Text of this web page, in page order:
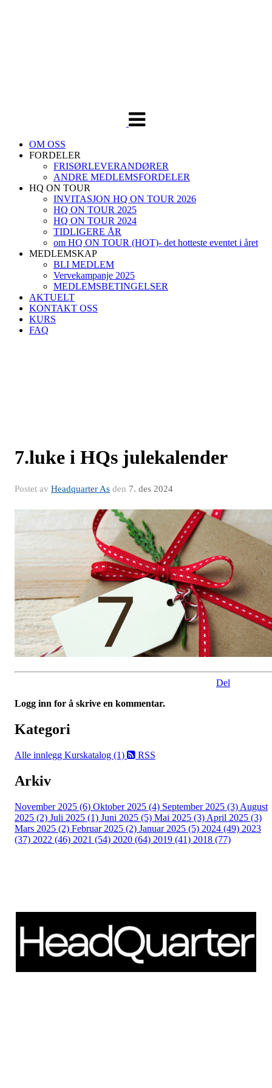
OM OSS
FORDELER
FRISØRLEVERANDØRER
ANDRE MEDLEMSFORDELER
HQ ON TOUR
INVITASJON HQ ON TOUR 2026
HQ ON TOUR 2025
HQ ON TOUR 2024
TIDLIGERE ÅR
om HQ ON TOUR (HOT)- det hotteste eventet i året
MEDLEMSKAP
BLI MEDLEM
Vervekampanje 2025
MEDLEMSBETINGELSER
AKTUELT
KONTAKT OSS
KURS
FAQ
7.luke i HQs julekalender
Postet av Headquarter As den 7. des 2024
Del
Logg inn for å skrive en kommentar.
Kategori
Alle innlegg Kurskatalog (1) RSS
Arkiv
November 2025 (6) Oktober 2025 (4) September 2025 (3) August
2025 (2) Juli 2025 (1) Juni 2025 (5) Mai 2025 (3) April 2025 (3)
Mars 2025 (2) Februar 2025 (2) Januar 2025 (5) 2024 (49) 2023
(37) 2022 (46) 2021 (54) 2020 (64) 2019 (41) 2018 (77)